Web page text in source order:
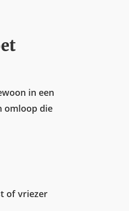
in een
omloop die
of vriezer